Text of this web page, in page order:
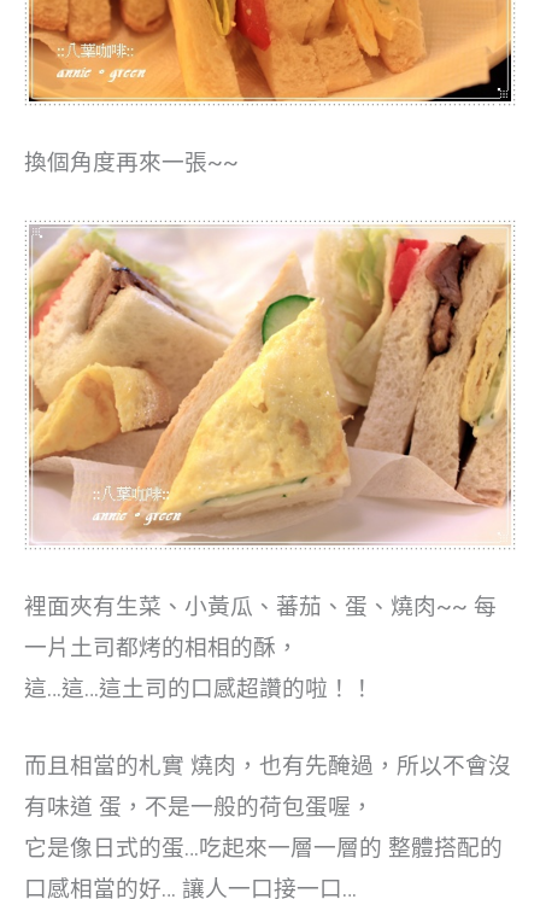
換個角度再來一張~~
裡面夾有生菜、小黃瓜、蕃茄、蛋、燒肉~~ 每
一片土司都烤的相相的酥，
這…這…這土司的口感超讚的啦！！
而且相當的札實 燒肉，也有先醃過，所以不會沒
有味道 蛋，不是一般的荷包蛋喔，
它是像日式的蛋…吃起來一層一層的 整體搭配的
口感相當的好… 讓人一口接一口…